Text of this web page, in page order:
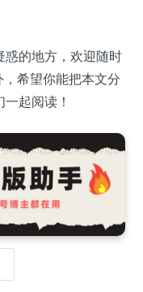
惑的地方，欢迎随时
希望你能把本文分
起阅读！